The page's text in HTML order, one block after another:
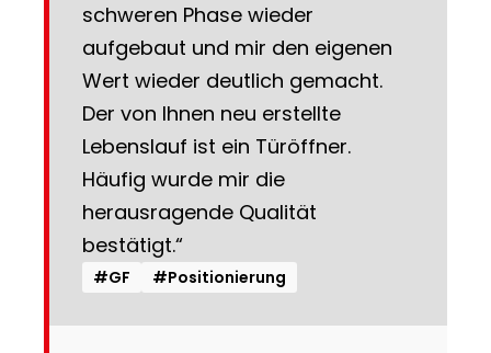
schweren Phase wieder
aufgebaut und mir den eigenen
Wert wieder deutlich gemacht.
Der von Ihnen neu erstellte
Lebenslauf ist ein Türöffner.
Häufig wurde mir die
herausragende Qualität
bestätigt.“
#GF #Positionierung